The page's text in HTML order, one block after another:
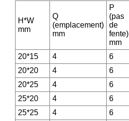
H*W
mm
Q
(emplacement)
mm
P
(pas
de
fente)
mm
20*15 4 6
20*20
4 6
20*25
4 6
25*20
4 6
25*25
4 6